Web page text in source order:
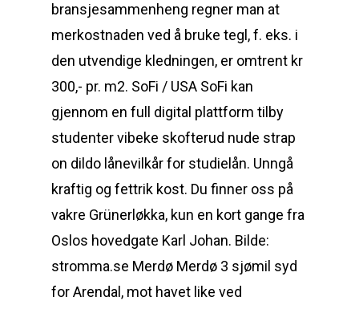
bransjesammenheng regner man at
merkostnaden ved å bruke tegl, f. eks. i
den utvendige kledningen, er omtrent kr
300,- pr. m2. SoFi / USA SoFi kan
gjennom en full digital plattform tilby
studenter vibeke skofterud nude strap
on dildo lånevilkår for studielån. Unngå
kraftig og fettrik kost. Du finner oss på
vakre Grünerløkka, kun en kort gange fra
Oslos hovedgate Karl Johan. Bilde:
stromma.se Merdø Merdø 3 sjømil syd
for Arendal, mot havet like ved